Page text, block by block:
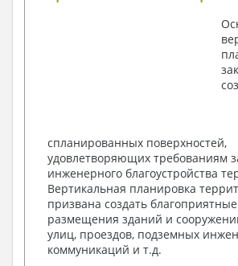
Разрезы и состав конструкций
Фасады с ведомостью
Элементы проемов –
Ведомость перемычек –
Архитектурные узлы в
2. Конструктивный раздел:
Общие данные по проекту
Схемы расположения и
Элементы каркаса – схемы
Схема расположения
Опоры перекрытия на стены
спланированных поверхностей,
удовлетворяющих требованиям
инженерного благоустройства
Вертикальная планировка
призвана создать
размещения зданий и
улиц, проездов, подземных
коммуникаций и т.д.